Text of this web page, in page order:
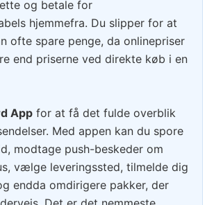
og betale for
hjemmefra. Du slipper for at
ofte spare penge, da onlinepriser
end priserne ved direkte køb i en
App for at få det fulde overblik
Med appen kan du spore
modtage push-beskeder om
vælge leveringssted, tilmelde dig
endda omdirigere pakker, der